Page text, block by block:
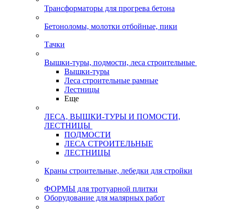
Трансформаторы для прогрева бетона
Бетоноломы, молотки отбойные, пики
Тачки
Вышки-туры, подмости, леса строительные
Вышки-туры
Леса строительные рамные
Лестницы
Еще
ЛЕСА, ВЫШКИ-ТУРЫ И ПОМОСТИ,
ЛЕСТНИЦЫ
ПОДМОСТИ
ЛЕСА СТРОИТЕЛЬНЫЕ
ЛЕСТНИЦЫ
Краны строительные, лебедки для стройки
ФОРМЫ для тротуарной плитки
Оборудование для малярных работ